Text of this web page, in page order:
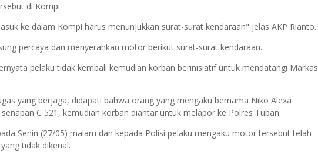
di Kompi.
ke dalam Kompi harus menunjukkan surat-surat kendaraan" jelas AKP Rianto.
percaya dan menyerahkan motor berikut surat-surat kendaraan.
pelaku tidak kembali kemudian korban berinisiatif untuk mendatangi Markas
yang berjaga, didapati bahwa orang yang mengaku bernama Niko Alexa
C 521, kemudian korban diantar untuk melapor ke Polres Tuban.
Senin (27/05) malam dan kepada Polisi pelaku mengaku motor tersebut telah
tidak dikenal.